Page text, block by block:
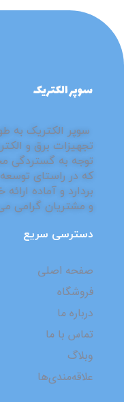
⁮⁮سوپر الکتریک به
تجهیزات برق و
توجه به گستردگی
که در راستای
بردارد و آماده
و مشتریان گرامی
دسترسی سریع
صفحه اصلی
فروشگاه
درباره ما
تماس با ما
وبلاگ
علاقه‌مندی‌ها